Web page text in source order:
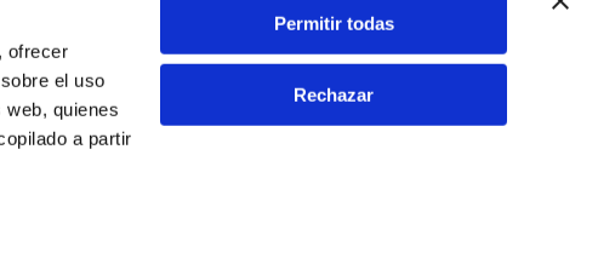
ofrecer
el uso
quienes
a partir
Permitir todas
Rechazar